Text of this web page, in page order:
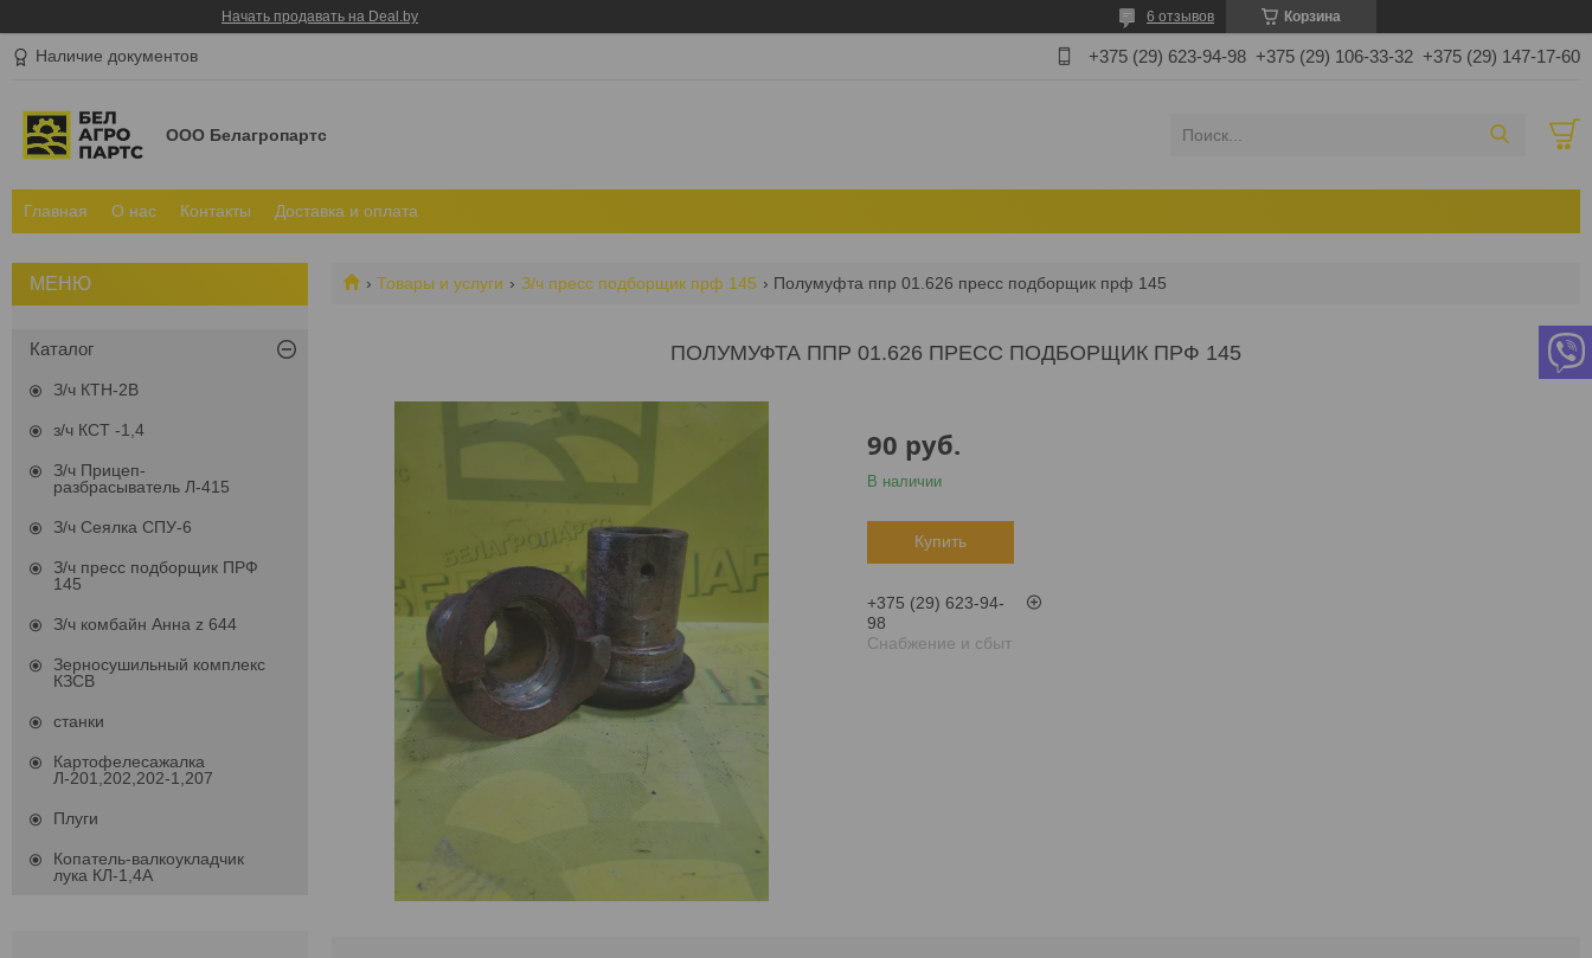
Начать продавать на Deal.by Корзина
6 отзывов
Наличие документов +375 (29) 623-94-98 +375 (29) 106-33-32 +375 (29) 147-17-60
ООО Белагропартс
Главная О нас Контакты Доставка и оплата
Товары и услуги З/ч пресс подборщик прф 145 Полумуфта ппр 01.626 пресс подборщик прф 145
ПОЛУМУФТА ППР 01.626 ПРЕСС ПОДБОРЩИК ПРФ 145
90 руб.
В наличии
Купить
+375 (29) 623-94-
98
Снабжение и сбыт
Каталог
З/ч КТН-2В
з/ч КСТ -1,4
З/ч Прицеп-
разбрасыватель Л-415
З/ч Сеялка СПУ-6
З/ч пресс подборщик ПРФ
145
З/ч комбайн Анна z 644
Зерносушильный комплекс
КЗСВ
станки
Картофелесажалка
Л-201,202,202-1,207
Плуги
Копатель-валкоукладчик
лука КЛ-1,4А